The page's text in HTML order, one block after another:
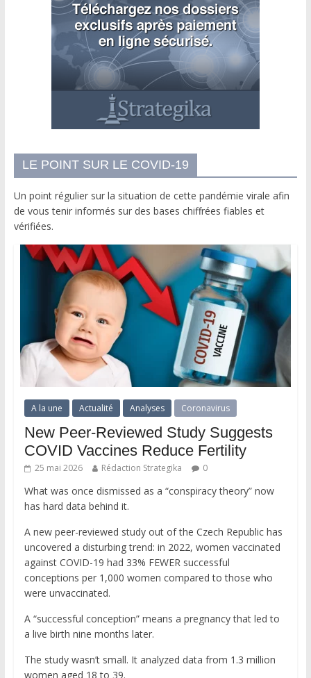
LE POINT SUR LE COVID-19
Un point régulier sur la situation de cette pandémie virale afin
de vous tenir informés sur des bases chiffrées fiables et
vérifiées.
A la une Actualité Analyses Coronavirus
New Peer-Reviewed Study Suggests
COVID Vaccines Reduce Fertility
25 mai 2026 Rédaction Strategika 0
What was once dismissed as a “conspiracy theory” now
has hard data behind it.
A new peer-reviewed study out of the Czech Republic has
uncovered a disturbing trend: in 2022, women vaccinated
against COVID-19 had 33% FEWER successful
conceptions per 1,000 women compared to those who
were unvaccinated.
A “successful conception” means a pregnancy that led to
a live birth nine months later.
The study wasn’t small. It analyzed data from 1.3 million
women aged 18 to 39.